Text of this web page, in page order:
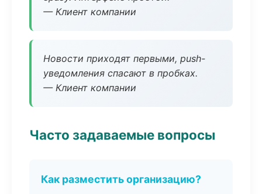
— Клиент компании
Новости приходят первыми, push-
уведомления спасают в пробках.
— Клиент компании
Часто задаваемые вопросы
Как разместить организацию?